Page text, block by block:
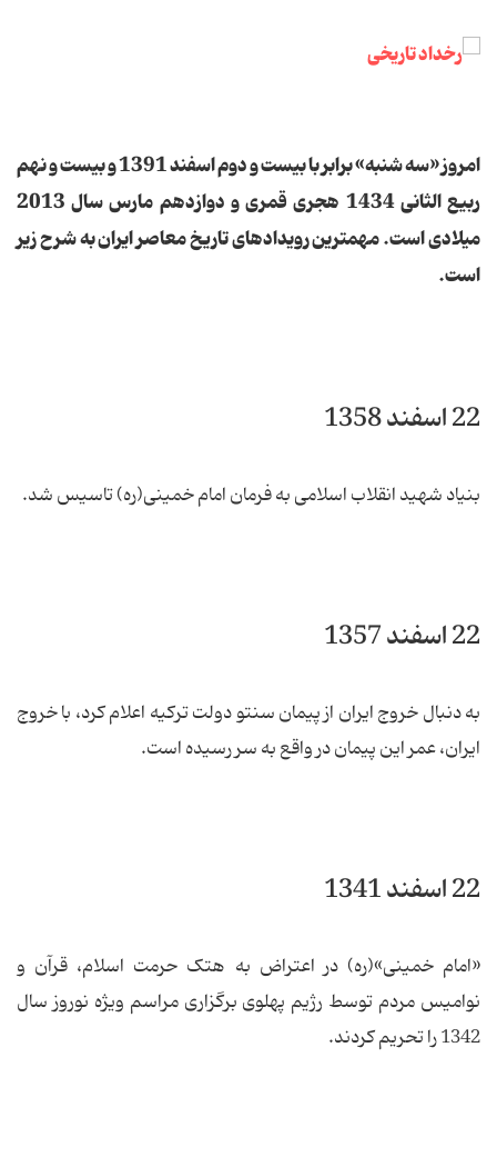
امروز «سه شنبه» برابر با بیست و دوم اسفند 1391 و بیست و نهم
ربیع الثانی 1434 هجری قمری و دوازدهم مارس سال 2013
میلادی است. مهمترین رویدادهای تاریخ معاصر ایران به شرح زیر
است.
22 اسفند 1358
بنیاد شهید انقلاب اسلامی به فرمان امام خمینی(ره) تاسیس شد.
22 اسفند 1357
به دنبال خروج ایران از پیمان سنتو دولت ترکیه اعلام کرد، با خروج
ایران، عمر این پیمان در واقع به سر رسیده است.
22 اسفند 1341
«امام خمینی»(ره) در اعتراض به هتک حرمت اسلام، قرآن و
نوامیس مردم توسط رژیم پهلوی برگزاری مراسم ویژه نوروز سال
1342 را تحریم کردند.